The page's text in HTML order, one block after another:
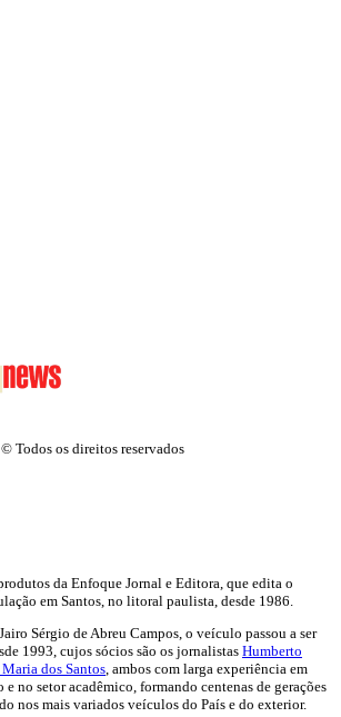
Todos os direitos reservados
da Enfoque Jornal e Editora, que edita o
em Santos, no litoral paulista, desde 1986.
Sérgio de Abreu Campos, o veículo passou a ser
1993, cujos sócios são os jornalistas Humberto
dos Santos, ambos com larga experiência em
no setor acadêmico, formando centenas de gerações
nos mais variados veículos do País e do exterior.